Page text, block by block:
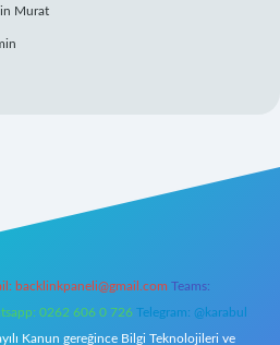
Murat
backlinkpaneli@gmail.com Teams:
0262 606 0 726 Telegram: @karabul
Kanun gereğince Bilgi Teknolojileri ve